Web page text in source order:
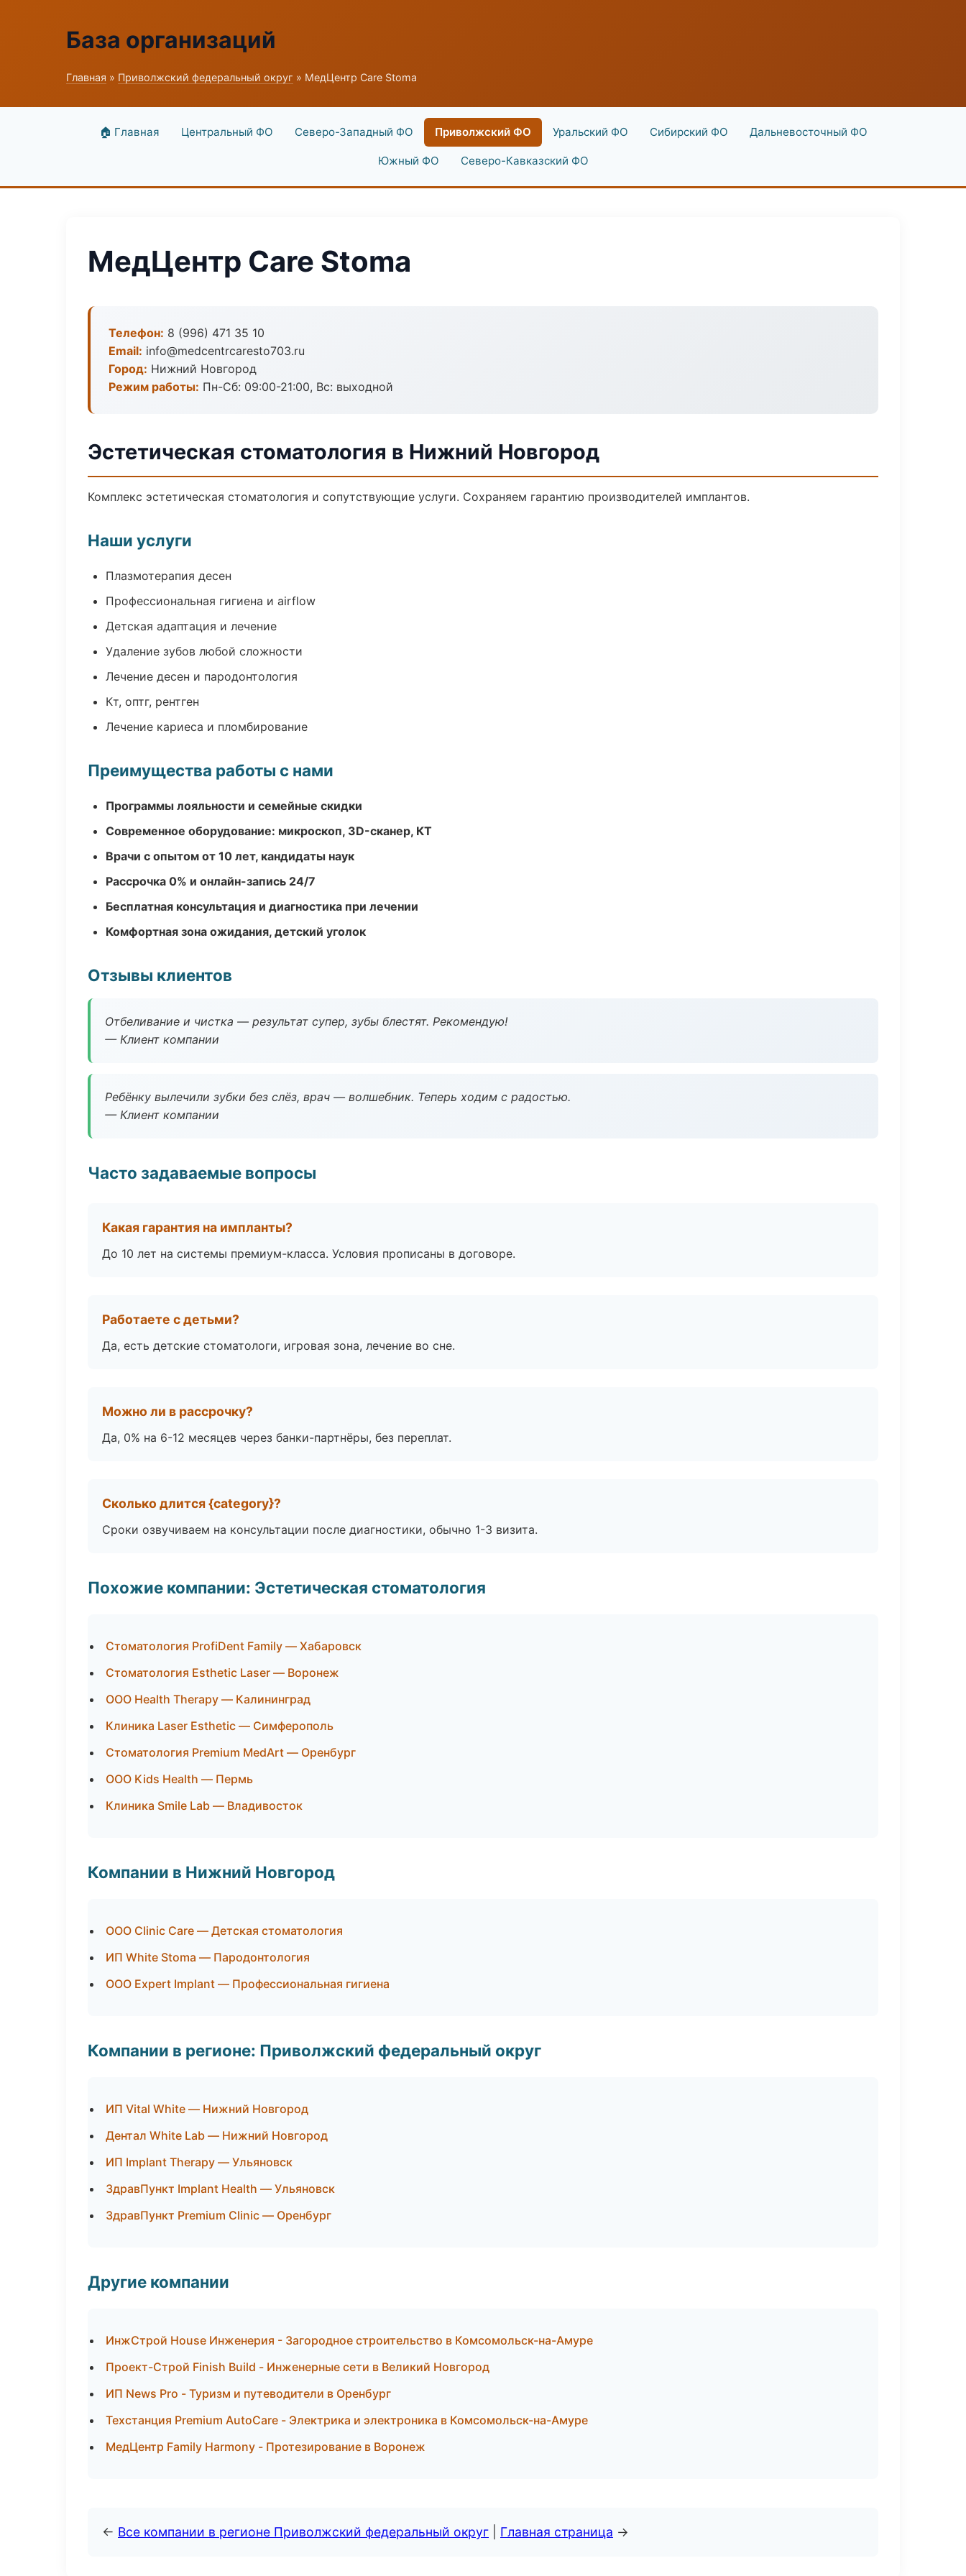
База организаций
Главная » Приволжский федеральный округ » МедЦентр Care Stoma
🏠 Главная Центральный ФО Северо-Западный ФО Приволжский ФО Уральский ФО Сибирский ФО Дальневосточный ФО
Южный ФО Северо-Кавказский ФО
МедЦентр Care Stoma
Телефон: 8 (996) 471 35 10
Email: info@medcentrcaresto703.ru
Город: Нижний Новгород
Режим работы: Пн-Сб: 09:00-21:00, Вс: выходной
Эстетическая стоматология в Нижний Новгород
Комплекс эстетическая стоматология и сопутствующие услуги. Сохраняем гарантию производителей имплантов.
Наши услуги
Плазмотерапия десен
Профессиональная гигиена и airflow
Детская адаптация и лечение
Удаление зубов любой сложности
Лечение десен и пародонтология
Кт, оптг, рентген
Лечение кариеса и пломбирование
Преимущества работы с нами
Программы лояльности и семейные скидки
Современное оборудование: микроскоп, 3D-сканер, КТ
Врачи с опытом от 10 лет, кандидаты наук
Рассрочка 0% и онлайн-запись 24/7
Бесплатная консультация и диагностика при лечении
Комфортная зона ожидания, детский уголок
Отзывы клиентов
Отбеливание и чистка — результат супер, зубы блестят. Рекомендую!
— Клиент компании
Ребёнку вылечили зубки без слёз, врач — волшебник. Теперь ходим с радостью.
— Клиент компании
Часто задаваемые вопросы
Какая гарантия на импланты?
До 10 лет на системы премиум-класса. Условия прописаны в договоре.
Работаете с детьми?
Да, есть детские стоматологи, игровая зона, лечение во сне.
Можно ли в рассрочку?
Да, 0% на 6-12 месяцев через банки-партнёры, без переплат.
Сколько длится {category}?
Сроки озвучиваем на консультации после диагностики, обычно 1-3 визита.
Похожие компании: Эстетическая стоматология
Стоматология ProfiDent Family — Хабаровск
Стоматология Esthetic Laser — Воронеж
ООО Health Therapy — Калининград
Клиника Laser Esthetic — Симферополь
Стоматология Premium MedArt — Оренбург
ООО Kids Health — Пермь
Клиника Smile Lab — Владивосток
Компании в Нижний Новгород
ООО Clinic Care — Детская стоматология
ИП White Stoma — Пародонтология
ООО Expert Implant — Профессиональная гигиена
Компании в регионе: Приволжский федеральный округ
ИП Vital White — Нижний Новгород
Дентал White Lab — Нижний Новгород
ИП Implant Therapy — Ульяновск
ЗдравПункт Implant Health — Ульяновск
ЗдравПункт Premium Clinic — Оренбург
Другие компании
ИнжСтрой House Инженерия - Загородное строительство в Комсомольск-на-Амуре
Проект-Строй Finish Build - Инженерные сети в Великий Новгород
ИП News Pro - Туризм и путеводители в Оренбург
Техстанция Premium AutoCare - Электрика и электроника в Комсомольск-на-Амуре
МедЦентр Family Harmony - Протезирование в Воронеж
← Все компании в регионе Приволжский федеральный округ Главная страница →